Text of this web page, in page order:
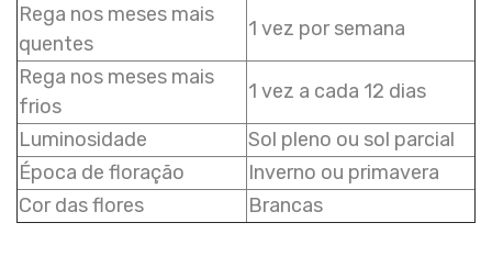
Rega nos meses mais
quentes
1 vez por semana
Rega nos meses mais
frios
1 vez a cada 12 dias
Luminosidade
Sol pleno ou sol parcial
Época de floração
Inverno ou primavera
Cor das flores
Brancas